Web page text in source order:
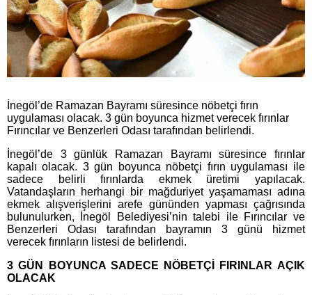
İnegöl’de Ramazan Bayramı süresince nöbetçi fırın
uygulaması olacak. 3 gün boyunca hizmet verecek fırınlar
Fırıncılar ve Benzerleri Odası tarafından belirlendi.
İnegöl’de 3 günlük Ramazan Bayramı süresince fırınlar
kapalı olacak. 3 gün boyunca nöbetçi fırın uygulaması ile
sadece belirli fırınlarda ekmek üretimi yapılacak.
Vatandaşların herhangi bir mağduriyet yaşamaması adına
ekmek alışverişlerini arefe gününden yapması çağrısında
bulunulurken, İnegöl Belediyesi’nin talebi ile Fırıncılar ve
Benzerleri Odası tarafından bayramın 3 günü hizmet
verecek fırınların listesi de belirlendi.
3 GÜN BOYUNCA SADECE NÖBETÇİ FIRINLAR AÇIK
OLACAK